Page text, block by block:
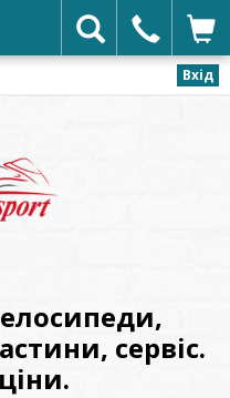
Вхід
сервіс.